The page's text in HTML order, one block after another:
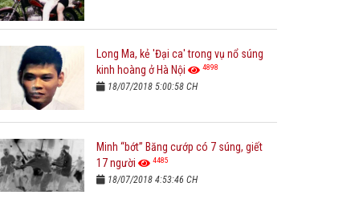
Long Ma, kẻ 'Đại ca' trong vụ nổ súng
kinh hoàng ở Hà Nội
4898
18/07/2018 5:00:58 CH
Minh “bớt” Băng cướp có 7 súng, giết
17 người
4485
18/07/2018 4:53:46 CH